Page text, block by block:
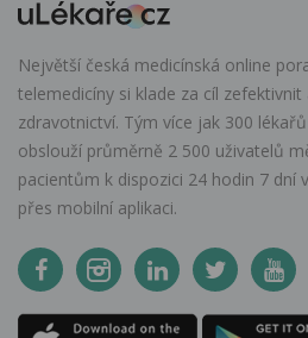
Největší česká medicínská online
telemedicíny si klade za cíl zefektivnit
zdravotnictví. Tým více jak 300
obslouží průměrně 2 500 uživatelů
pacientům k dispozici 24 hodin 7 dní
přes mobilní aplikaci.